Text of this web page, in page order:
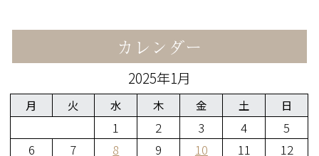
カレンダー
2025年1月
月 火 水 木 金 土 日
1 2 3 4
5
6
7 8 9 10 11
12